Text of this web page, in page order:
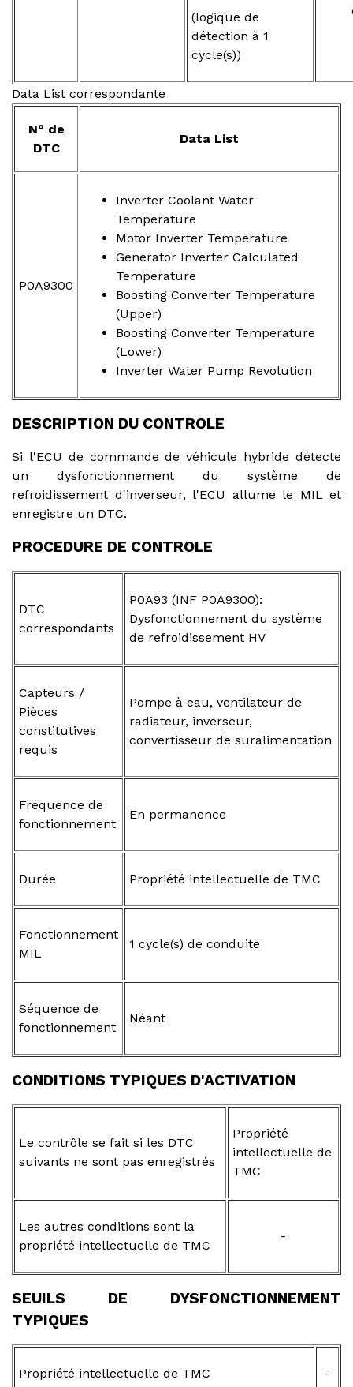
(logique de
détection à 1
cycle(s))
Data List correspondante
N° de
DTC
Data List
P0A9300
Inverter Coolant Water
Temperature
Motor Inverter Temperature
Generator Inverter Calculated
Temperature
Boosting Converter Temperature
(Upper)
Boosting Converter Temperature
(Lower)
Inverter Water Pump Revolution
DESCRIPTION DU CONTROLE
Si l'ECU de commande de véhicule hybride détecte
un dysfonctionnement du système de
refroidissement d'inverseur, l'ECU allume le MIL et
enregistre un DTC.
PROCEDURE DE CONTROLE
DTC
correspondants
P0A93 (INF P0A9300):
Dysfonctionnement du système
de refroidissement HV
Capteurs /
Pièces
constitutives
requis
Pompe à eau, ventilateur de
radiateur, inverseur,
convertisseur de suralimentation
Fréquence de
fonctionnement
En permanence
Durée Propriété intellectuelle de TMC
Fonctionnement
MIL
1 cycle(s) de conduite
Séquence de
fonctionnement
Néant
CONDITIONS TYPIQUES D'ACTIVATION
Le contrôle se fait si les DTC
suivants ne sont pas enregistrés
Propriété
intellectuelle de
TMC
Les autres conditions sont la
propriété intellectuelle de TMC
-
SEUILS DE DYSFONCTIONNEMENT
TYPIQUES
Propriété intellectuelle de TMC -